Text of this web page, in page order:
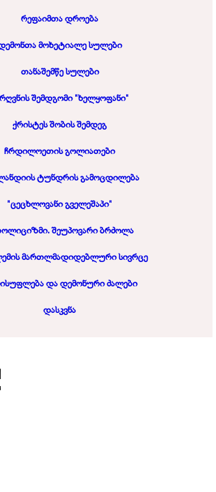
რეფაიმთა დროება
მოხეტიალე სულები
თანაშემწე სულები
შემდგომი "ხელყოფანი"
ქრისტეს შობის შემდეგ
ჩრდილოეთის გოლიათები
ტუნდრის გამოცდილება
"ცეცხლოვანი გველეშაპი"
შეუპოვარი ბრძოლა
მართლმადიდებლური სივრცე
და დემონური ძალები
დასკვნა